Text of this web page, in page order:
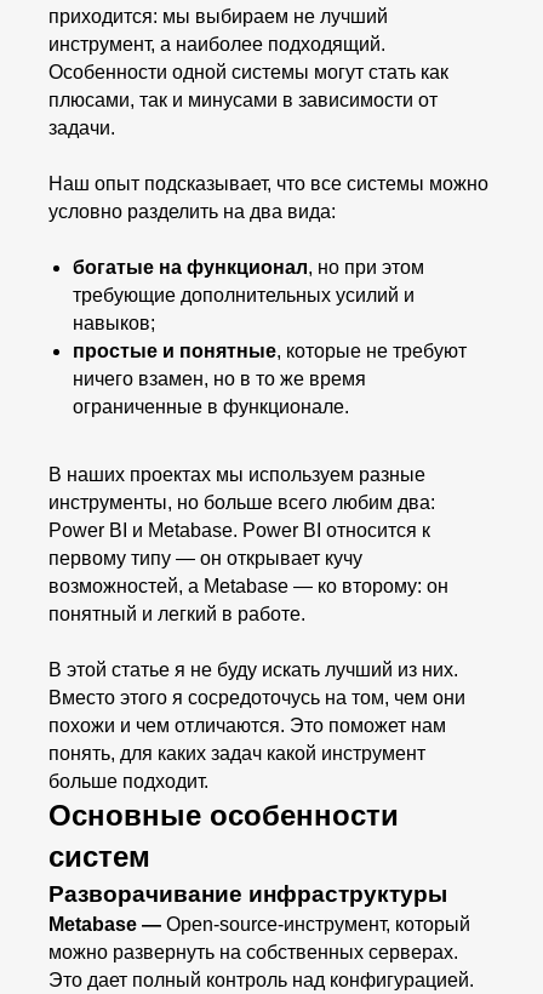
приходится: мы выбираем не лучший
инструмент, а наиболее подходящий.
Особенности одной системы могут стать как
плюсами, так и минусами в зависимости от
задачи.
Наш опыт подсказывает, что все системы можно
условно разделить на два вида:
богатые на функционал, но при этом
требующие дополнительных усилий и
навыков;
простые и понятные, которые не требуют
ничего взамен, но в то же время
ограниченные в функционале.
В наших проектах мы используем разные
инструменты, но больше всего любим два:
Power BI и Metabase. Power BI относится к
первому типу — он открывает кучу
возможностей, а Metabase — ко второму: он
понятный и легкий в работе.
В этой статье я не буду искать лучший из них.
Вместо этого я сосредоточусь на том, чем они
похожи и чем отличаются. Это поможет нам
понять, для каких задач какой инструмент
больше подходит.
Основные особенности
систем
Разворачивание инфраструктуры
Metabase — Open-source-инструмент, который
можно развернуть на собственных серверах.
Это дает полный контроль над конфигурацией.